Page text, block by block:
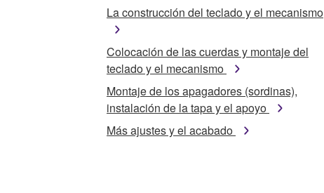
La construcción del teclado y el mecanismo
Colocación de las cuerdas y montaje del
teclado y el mecanismo
Montaje de los apagadores (sordinas),
instalación de la tapa y el apoyo
Más ajustes y el acabado